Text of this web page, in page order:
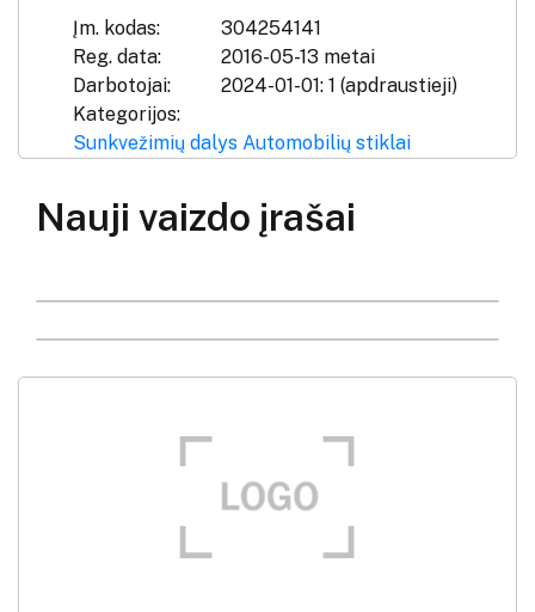
Įm. kodas:
304254141
Reg. data:
2016-05-13 metai
Darbotojai:
2024-01-01: 1 (apdraustieji)
Kategorijos:
Sunkvežimių dalys Automobilių stiklai
Nauji vaizdo įrašai